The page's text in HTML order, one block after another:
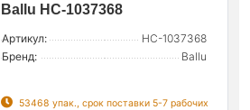
Ballu НС-1037368
Артикул:
НС-1037368
Бренд:
Ballu
53468 упак., срок поставки 5-7 рабочих